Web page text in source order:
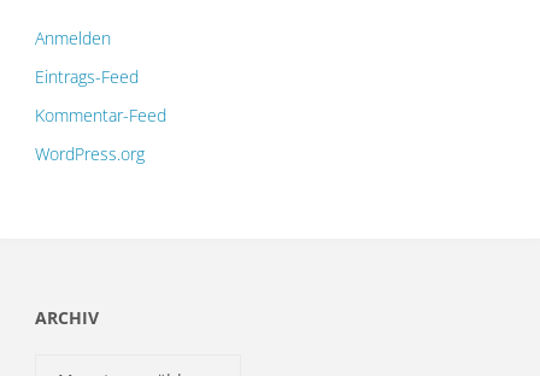
Anmelden
Eintrags-Feed
Kommentar-Feed
WordPress.org
ARCHIV